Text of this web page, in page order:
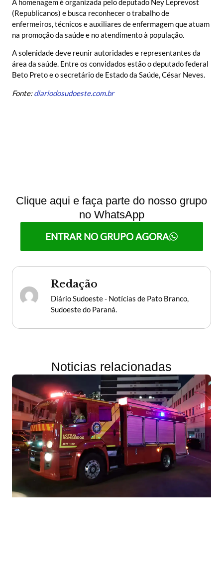
A homenagem é organizada pelo deputado Ney Leprevost
(Republicanos) e busca reconhecer o trabalho de
enfermeiros, técnicos e auxiliares de enfermagem que atuam
na promoção da saúde e no atendimento à população.
A solenidade deve reunir autoridades e representantes da
área da saúde. Entre os convidados estão o deputado federal
Beto Preto e o secretário de Estado da Saúde, César Neves.
Fonte:diariodosudoeste.com.br
Clique aqui e faça parte do nosso grupo
no WhatsApp
ENTRAR NO GRUPO AGORA
Redação
Diário Sudoeste - Notícias de Pato Branco,
Sudoeste do Paraná.
Noticias relacionadas